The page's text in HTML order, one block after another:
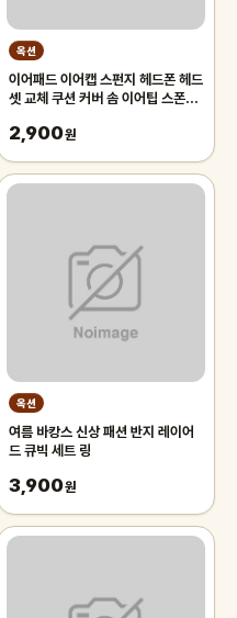
옥션
이어패드 이어캡 스펀지 헤드폰 헤드
셋 교체 쿠션 커버 솜 이어팁 스폰지
2,900원
옥션
여름 바캉스 신상 패션 반지 레이어
드 큐빅 세트 링
3,900원